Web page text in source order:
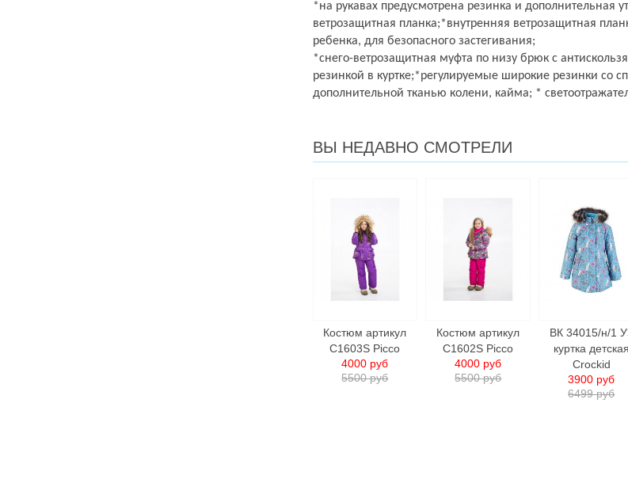
*на рукавах предусмотрена резинка и дополнительная
ветрозащитная планка;*внутренняя ветрозащитная
ребенка, для безопасного застегивания;
*снего-ветрозащитная муфта по низу брюк с
резинкой в куртке;*регулируемые широкие резинки со
дополнительной тканью колени, кайма; *
ВЫ НЕДАВНО СМОТРЕЛИ
Костюм артикул
C1603S Picco
5500 руб
4000 руб
Костюм артикул
C1602S Picco
5500 руб
4000 руб
ВК 34015/н/1
куртка детcкая
Crockid
6499 руб
3900 руб